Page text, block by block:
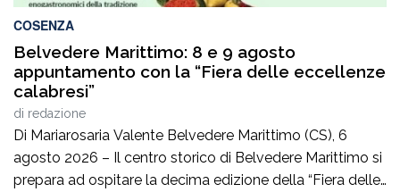
COSENZA
Belvedere Marittimo: 8 e 9 agosto
appuntamento con la “Fiera delle eccellenze
calabresi”
di redazione
Di Mariarosaria Valente Belvedere Marittimo (CS), 6
agosto 2026 – Il centro storico di Belvedere Marittimo si
prepara ad ospitare la decima edizione della “Fiera delle